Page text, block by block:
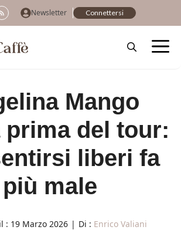
Newsletter Connettersi
Mango
prima del tour:
liberi fa
più male
: 19 Marzo 2026 | Di : Enrico Valiani